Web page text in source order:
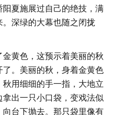
夏施展过自己的绝技，满
深绿的大幕也随之闭拢
黄色，这预示着美丽的秋
。美丽的秋，身着金黄色
用细细的手一指，大地立
出一只小口袋，变戏法似
台下抛去。那只袋里像有